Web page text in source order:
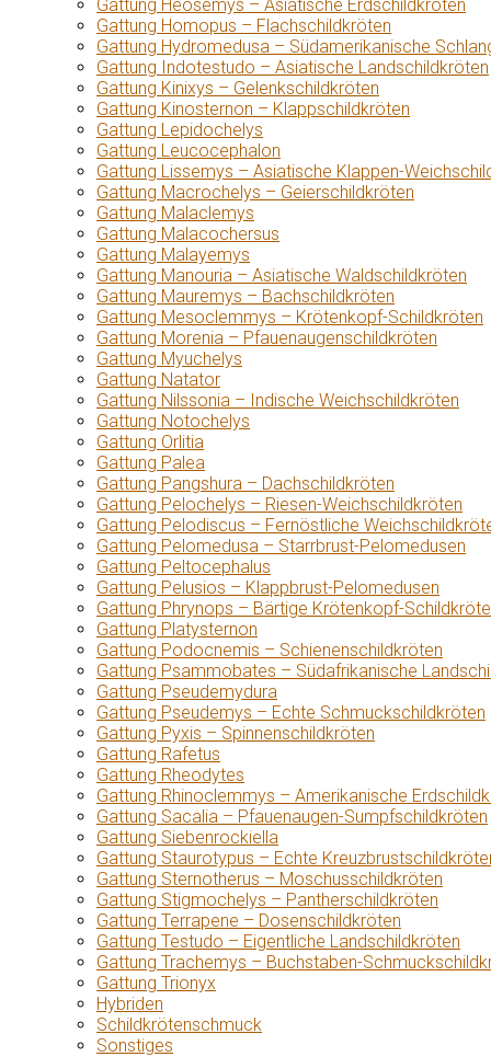
Gattung Heosemys – Asiatische Erdschildkröten
Gattung Homopus – Flachschildkröten
Gattung Hydromedusa – Südamerikanische
Gattung Indotestudo – Asiatische Landschildkröten
Gattung Kinixys – Gelenkschildkröten
Gattung Kinosternon – Klappschildkröten
Gattung Lepidochelys
Gattung Leucocephalon
Gattung Lissemys – Asiatische Klappen-
Gattung Macrochelys – Geierschildkröten
Gattung Malaclemys
Gattung Malacochersus
Gattung Malayemys
Gattung Manouria – Asiatische Waldschildkröten
Gattung Mauremys – Bachschildkröten
Gattung Mesoclemmys – Krötenkopf-Schildkröten
Gattung Morenia – Pfauenaugenschildkröten
Gattung Myuchelys
Gattung Natator
Gattung Nilssonia – Indische Weichschildkröten
Gattung Notochelys
Gattung Orlitia
Gattung Palea
Gattung Pangshura – Dachschildkröten
Gattung Pelochelys – Riesen-Weichschildkröten
Gattung Pelodiscus – Fernöstliche
Gattung Pelomedusa – Starrbrust-Pelomedusen
Gattung Peltocephalus
Gattung Pelusios – Klappbrust-Pelomedusen
Gattung Phrynops – Bärtige Krötenkopf-
Gattung Platysternon
Gattung Podocnemis – Schienenschildkröten
Gattung Psammobates – Südafrikanische
Gattung Pseudemydura
Gattung Pseudemys – Echte Schmuckschildkröten
Gattung Pyxis – Spinnenschildkröten
Gattung Rafetus
Gattung Rheodytes
Gattung Rhinoclemmys – Amerikanische
Gattung Sacalia – Pfauenaugen-Sumpfschildkröten
Gattung Siebenrockiella
Gattung Staurotypus – Echte
Gattung Sternotherus – Moschusschildkröten
Gattung Stigmochelys – Pantherschildkröten
Gattung Terrapene – Dosenschildkröten
Gattung Testudo – Eigentliche Landschildkröten
Gattung Trachemys – Buchstaben-
Gattung Trionyx
Hybriden
Schildkrötenschmuck
Sonstiges